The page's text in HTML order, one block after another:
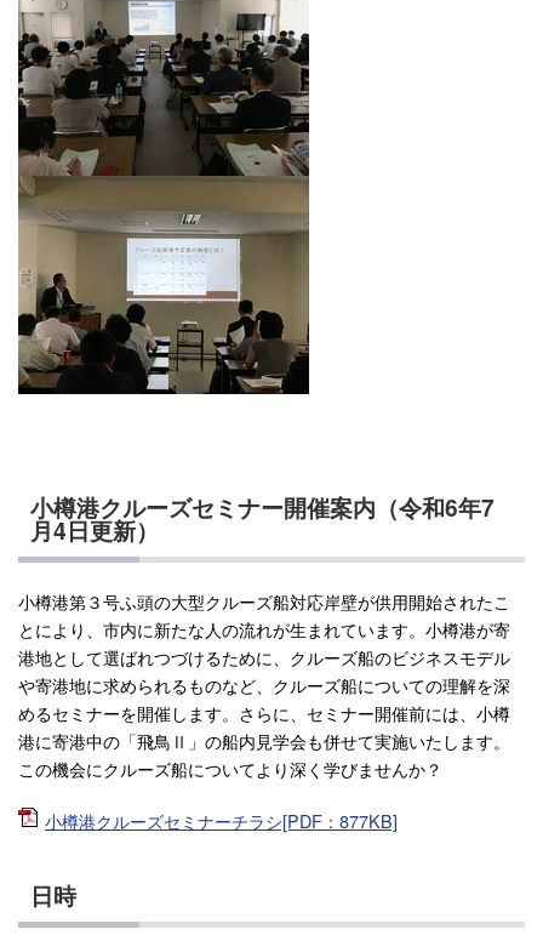
小樽港クルーズセミナー開催案内（令和6年7
月4日更新）
小樽港第３号ふ頭の大型クルーズ船対応岸壁が供用開始されたこ
とにより、市内に新たな人の流れが生まれています。小樽港が寄
港地として選ばれつづけるために、クルーズ船のビジネスモデル
や寄港地に求められるものなど、クルーズ船についての理解を深
めるセミナーを開催します。さらに、セミナー開催前には、小樽
港に寄港中の「飛鳥Ⅱ」の船内見学会も併せて実施いたします。
この機会にクルーズ船についてより深く学びませんか？
小樽港クルーズセミナーチラシ[PDF：877KB]
日時